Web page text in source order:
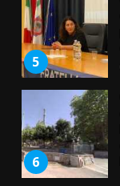
6
7